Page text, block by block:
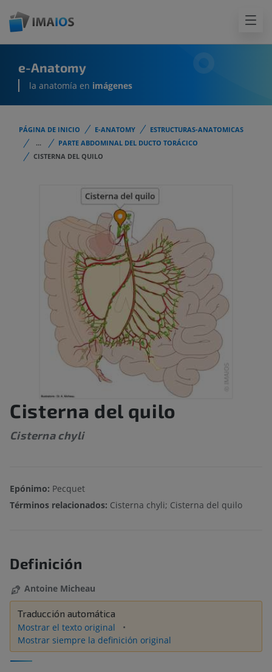
e-Anatomy
la anatomía en imágenes
PÁGINA DE INICIO E-ANATOMY
ESTRUCTURAS-ANATOMICAS
...
PARTE ABDOMINAL DEL DUCTO TORÁCICO
CISTERNA DEL QUILO
Cisterna del quilo
Cisterna chyli
Epónimo: Pecquet
Términos relacionados: Cisterna chyli; Cisterna del quilo
Definición
Antoine Micheau
Traducción automática
Mostrar el texto original
Mostrar siempre la definición original